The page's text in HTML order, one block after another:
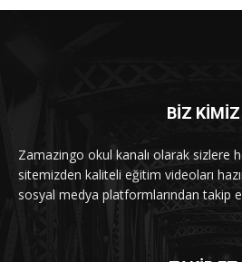
BİZ KİMİZ
Zamazingo okul kanalı olarak sizlere
sitemizden kaliteli eğitim videoları
sosyal medya platformlarından takip